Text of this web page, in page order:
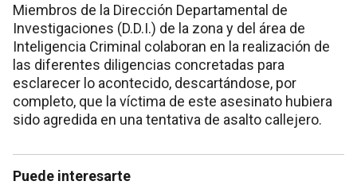
Miembros de la Dirección Departamental de
Investigaciones (D.D.I.) de la zona y del área de
Inteligencia Criminal colaboran en la realización de
las diferentes diligencias concretadas para
esclarecer lo acontecido, descartándose, por
completo, que la víctima de este asesinato hubiera
sido agredida en una tentativa de asalto callejero.
Puede interesarte